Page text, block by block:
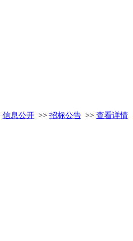
信息公开 >> 招标公告 >> 查看详情